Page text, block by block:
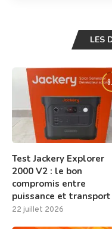
LES
Test Jackery Explorer
2000 V2 : le bon
compromis entre
puissance et transport
22 juillet 2026